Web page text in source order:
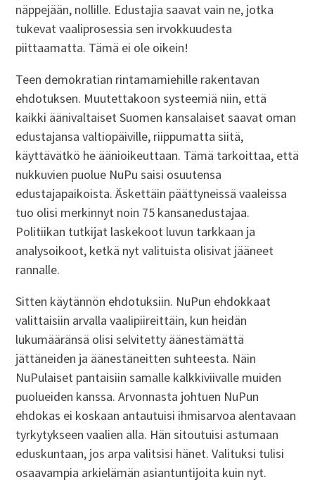
näppejään, nollille. Edustajia saavat vain ne, jotka
tukevat vaaliprosessia sen irvokkuudesta
piittaamatta. Tämä ei ole oikein!
Teen demokratian rintamamiehille rakentavan
ehdotuksen. Muutettakoon systeemiä niin, että
kaikki äänivaltaiset Suomen kansalaiset saavat oman
edustajansa valtiopäiville, riippumatta siitä,
käyttävätkö he äänioikeuttaan. Tämä tarkoittaa, että
nukkuvien puolue NuPu saisi osuutensa
edustajapaikoista. Äskettäin päättyneissä vaaleissa
tuo olisi merkinnyt noin 75 kansanedustajaa.
Politiikan tutkijat laskekoot luvun tarkkaan ja
analysoikoot, ketkä nyt valituista olisivat jääneet
rannalle.
Sitten käytännön ehdotuksiin. NuPun ehdokkaat
valittaisiin arvalla vaalipiireittäin, kun heidän
lukumääränsä olisi selvitetty äänestämättä
jättäneiden ja äänestäneitten suhteesta. Näin
NuPulaiset pantaisiin samalle kalkkiviivalle muiden
puolueiden kanssa. Arvonnasta johtuen NuPun
ehdokas ei koskaan antautuisi ihmisarvoa alentavaan
tyrkytykseen vaalien alla. Hän sitoutuisi astumaan
eduskuntaan, jos arpa valitsisi hänet. Valituksi tulisi
osaavampia arkielämän asiantuntijoita kuin nyt.